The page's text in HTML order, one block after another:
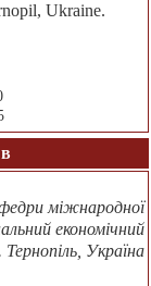
Ukraine.
міжнародної
економічний
Україна